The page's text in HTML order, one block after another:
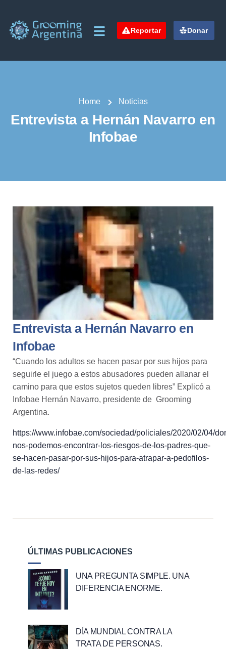
Reportar Donar
Home Noticias
Entrevista a Hernán Navarro en
Infobae
Entrevista a Hernán Navarro en
Infobae
“Cuando los adultos se hacen pasar por sus hijos para
seguirle el juego a estos abusadores pueden allanar el
camino para que estos sujetos queden libres” Explicó a
Infobae Hernán Navarro, presidente de Grooming
Argentina.
https://www.infobae.com/sociedad/policiales/2020/02/04/
nos-podemos-encontrar-los-riesgos-de-los-padres-que-
se-hacen-pasar-por-sus-hijos-para-atrapar-a-pedofilos-
de-las-redes/
ÚLTIMAS PUBLICACIONES
UNA PREGUNTA SIMPLE. UNA
DIFERENCIA ENORME.
DÍA MUNDIAL CONTRA LA
TRATA DE PERSONAS.